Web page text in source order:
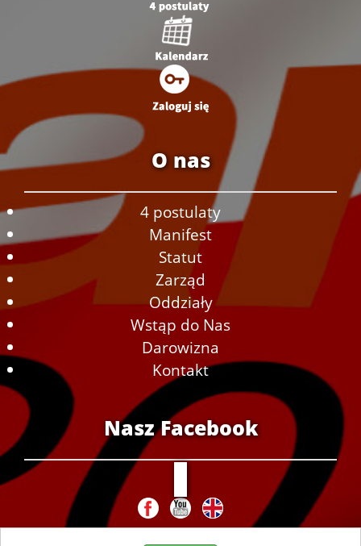
O nas
4 postulaty
Manifest
Statut
Zarząd
Oddziały
Wstąp do Nas
Darowizna
Kontakt
Nasz Facebook